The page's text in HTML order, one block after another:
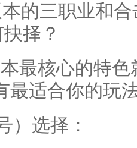
的三职业和
择？
最核心的特
最适合你的玩
）选择：